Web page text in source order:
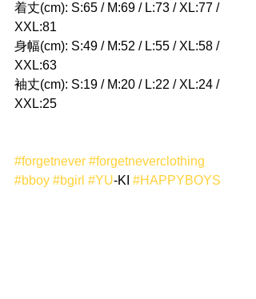
着丈(cm): S:65 / M:69 / L:73 / XL:77 /
XXL:81
身幅(cm): S:49 / M:52 / L:55 / XL:58 /
XXL:63
袖丈(cm): S:19 / M:20 / L:22 / XL:24 /
XXL:25
#forgetnever #forgetneverclothing
#bboy #bgirl #YU-KI #HAPPYBOYS